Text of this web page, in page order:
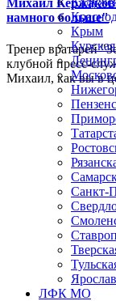
намного больше"
Тренер вратарей
клубной пресс-
Михаил, как вы в
Крым
Санкт-
ЛФК МО